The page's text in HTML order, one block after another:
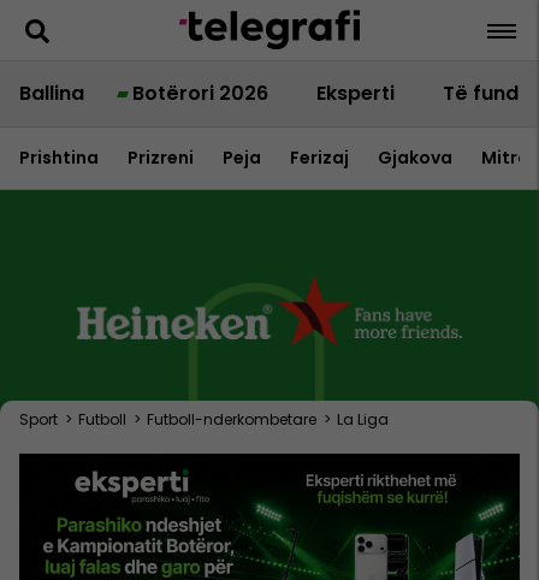
Ballina Botërori 2026 Eksperti Të fundit
Prishtina Prizreni Peja Ferizaj Gjakova
Sport > Futboll > Futboll-nderkombetare > La Liga